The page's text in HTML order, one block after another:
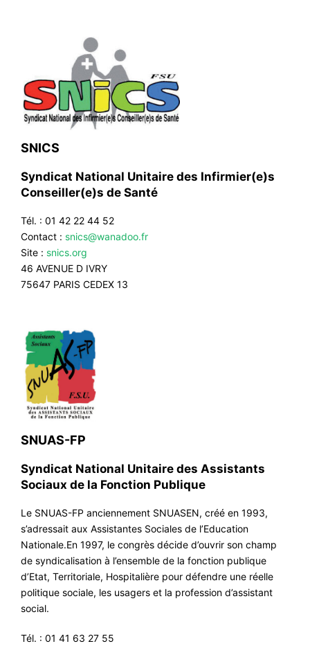
SNICS
Syndicat National Unitaire des Infirmier(e)s
Conseiller(e)s de Santé
Tél. : 01 42 22 44 52
Contact : snics@wanadoo.fr
Site : snics.org
46 AVENUE D IVRY
75647 PARIS CEDEX 13
SNUAS-FP
Syndicat National Unitaire des Assistants
Sociaux de la Fonction Publique
Le SNUAS-FP anciennement SNUASEN, créé en 1993,
s’adressait aux Assistantes Sociales de l’Education
Nationale.En 1997, le congrès décide d’ouvrir son champ
de syndicalisation à l’ensemble de la fonction publique
d’Etat, Territoriale, Hospitalière pour défendre une réelle
politique sociale, les usagers et la profession d’assistant
social.
Tél. : 01 41 63 27 55